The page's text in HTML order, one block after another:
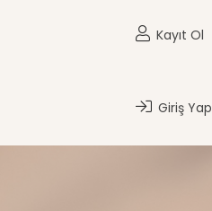
Kayıt Ol
Giriş Yap